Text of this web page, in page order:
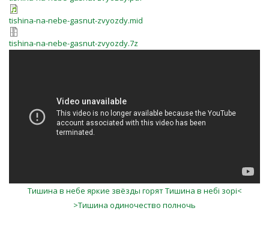
tishina-na-nebe-gasnut-zvyozdy.mid
tishina-na-nebe-gasnut-zvyozdy.7z
Тишина в небе яркие звёзды горят Тишина в небі зорі<
>Тишина одиночество полночь